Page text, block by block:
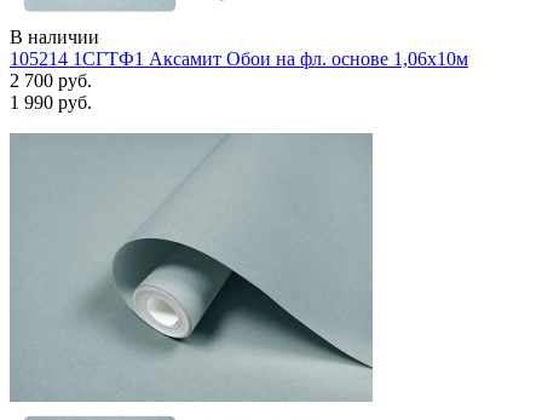
В наличии
105214 1СГТФ1 Аксамит Обои на фл. основе 1,06х10м
2 700 руб.
1 990 руб.